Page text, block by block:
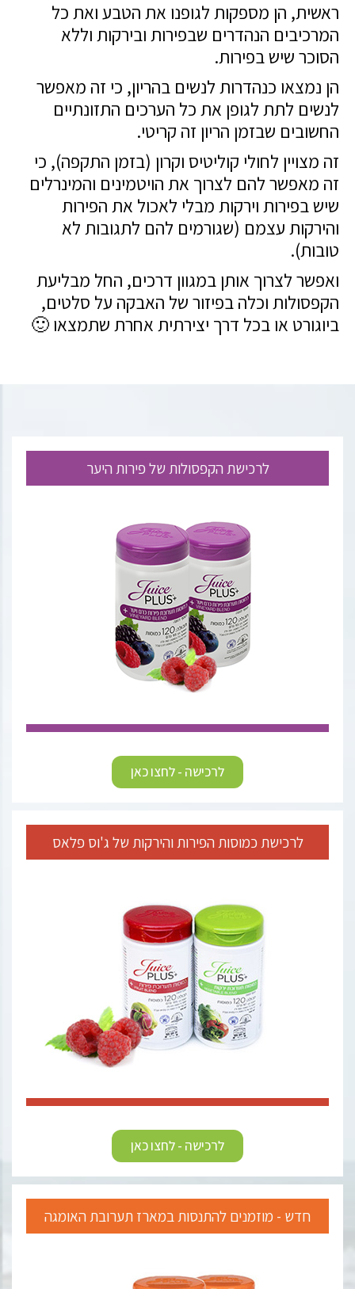
ראשית, הן מספקות לגופנו את הטבע ואת כל
המרכיבים הנהדרים שבפירות ובירקות וללא
הסוכר שיש בפירות.
הן נמצאו כנהדרות לנשים בהריון, כי זה מאפשר
לנשים לתת לגופן את כל הערכים התזונתיים
החשובים שבזמן הריון זה קריטי.
זה מצויין לחולי קוליטיס וקרון (בזמן התקפה), כי
זה מאפשר להם לצרוך את הויטמינים והמינרלים
שיש בפירות וירקות מבלי לאכול את הפירות
והירקות עצמם (שגורמים להם לתגובות לא
טובות).
ואפשר לצרוך אותן במגוון דרכים, החל מבליעת
הקפסולות וכלה בפיזור של האבקה על סלטים,
ביוגורט או בכל דרך יצירתית אחרת שתמצאו 🙂
לרכישת הקפסולות של פירות היער
לרכישה - לחצו כאן
לרכישת כמוסות הפירות והירקות של ג'וס פלאס
לרכישה - לחצו כאן
חדש - מוזמנים להתנסות במארז תערובת האומגה